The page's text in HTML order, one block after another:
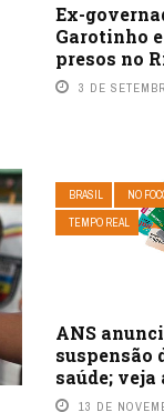
Ex-
Garotinho
presos no
3 DE
BRASIL NO
TEMPO REAL
ANS
suspensão
saúde;
13 DE